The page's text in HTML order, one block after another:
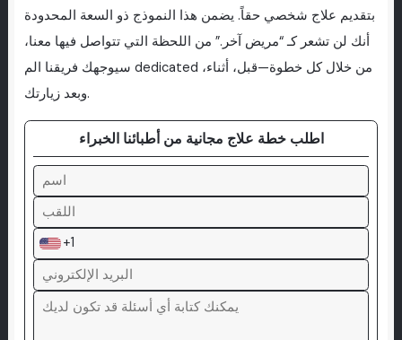
بتقديم علاج شخصي حقاً. يضمن هذا النموذج ذو السعة المحدودة
أنك لن تشعر كـ “مريض آخر.” من اللحظة التي تتواصل فيها معنا،
سيوجهك فريقنا الم dedicated من خلال كل خطوة—قبل، أثناء،
وبعد زيارتك.
اطلب خطة علاج مجانية من أطبائنا الخبراء
+1